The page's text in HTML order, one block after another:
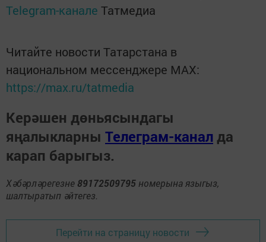
Telegram-канале Татмедиа
Читайте новости Татарстана в
национальном мессенджере MАХ:
https://max.ru/tatmedia
Керәшен дөньясындагы
яңалыкларны Телеграм-канал да
карап барыгыз.
Хәбәрләрегезне 89172509795 номерына языгыз,
шалтыратып әйтегез.
Перейти на страницу новости